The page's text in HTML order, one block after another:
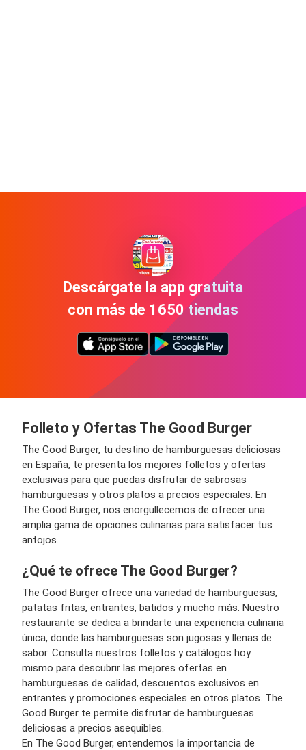
Descárgate la app gratuita
con más de 1650 tiendas
Folleto y Ofertas The Good Burger
The Good Burger, tu destino de hamburguesas deliciosas
en España, te presenta los mejores folletos y ofertas
exclusivas para que puedas disfrutar de sabrosas
hamburguesas y otros platos a precios especiales. En
The Good Burger, nos enorgullecemos de ofrecer una
amplia gama de opciones culinarias para satisfacer tus
antojos.
¿Qué te ofrece The Good Burger?
The Good Burger ofrece una variedad de hamburguesas,
patatas fritas, entrantes, batidos y mucho más. Nuestro
restaurante se dedica a brindarte una experiencia culinaria
única, donde las hamburguesas son jugosas y llenas de
sabor. Consulta nuestros folletos y catálogos hoy
mismo para descubrir las mejores ofertas en
hamburguesas de calidad, descuentos exclusivos en
entrantes y promociones especiales en otros platos. The
Good Burger te permite disfrutar de hamburguesas
deliciosas a precios asequibles.
En The Good Burger, entendemos la importancia de